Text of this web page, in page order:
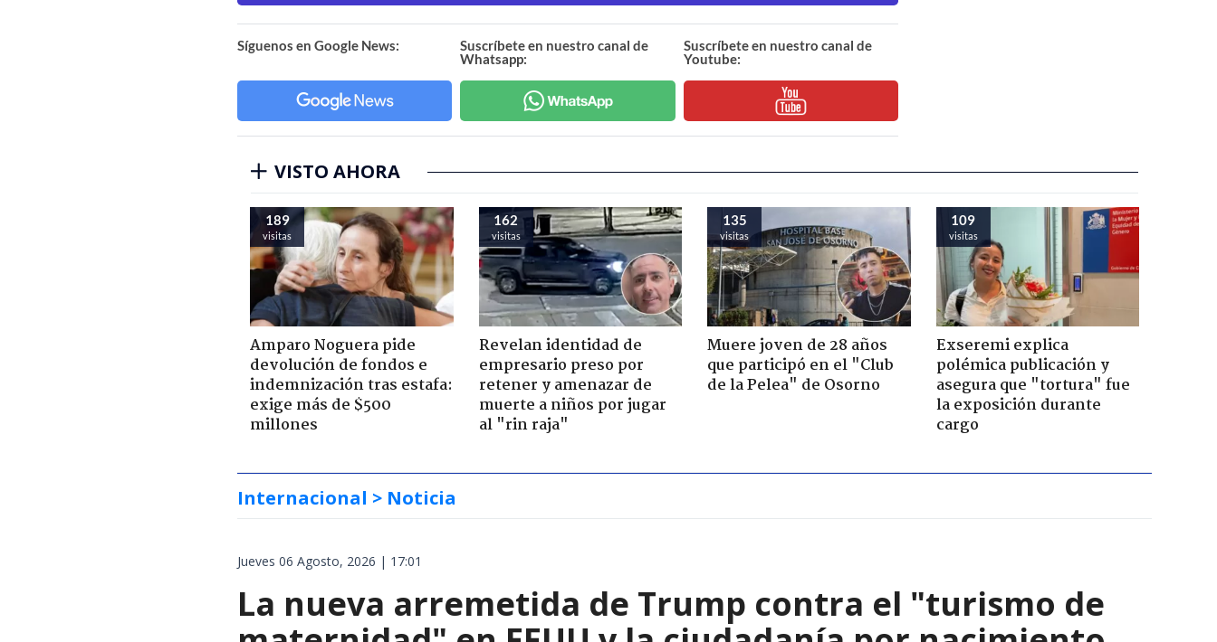
Síguenos en Google News:
Suscríbete en nuestro canal de
Whatsapp:
Suscríbete en nuestro canal de
Youtube:
VISTO AHORA
189
visitas
Amparo Noguera pide
devolución de fondos e
indemnización tras estafa:
exige más de $500
millones
162
visitas
Revelan identidad de
empresario preso por
retener y amenazar de
muerte a niños por jugar
al "rin raja"
135
visitas
Muere joven de 28 años
que participó en el "Club
de la Pelea" de Osorno
109
visitas
Exseremi explica
polémica publicación y
asegura que "tortura" fue
la exposición durante
cargo
Internacional > Noticia
Jueves 06 Agosto, 2026 | 17:01
La nueva arremetida de Trump contra el "turismo de